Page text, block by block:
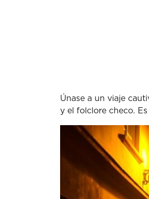
Únase a un viaje
y el folclore checo.